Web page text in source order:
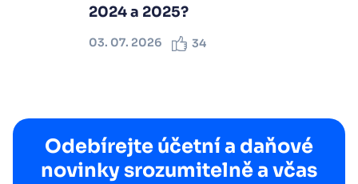
2024 a 2025?
03. 07. 2026 34
Odebírejte účetní a daňové
novinky srozumitelně a včas